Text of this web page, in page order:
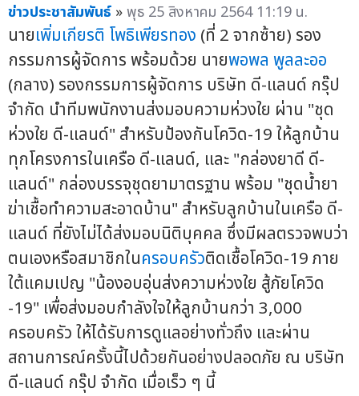
ข่าวประชาสัมพันธ์ »พุธ 25 สิงหาคม 2564 11:19 น.
นายเพิ่มเกียรติ โพธิเพียรทอง (ที่ 2 จากซ้าย) รอง
กรรมการผู้จัดการ พร้อมด้วย นายพอพล พูลละออ
(กลาง) รองกรรมการผู้จัดการ บริษัท ดี-แลนด์ กรุ๊ป
จำกัด นำทีมพนักงานส่งมอบความห่วงใย ผ่าน "ชุด
ห่วงใย ดี-แลนด์" สำหรับป้องกันโควิด-19 ให้ลูกบ้าน
ทุกโครงการในเครือ ดี-แลนด์, และ "กล่องยาดี ดี-
แลนด์" กล่องบรรจุชุดยามาตรฐาน พร้อม "ชุดน้ำยา
ฆ่าเชื้อทำความสะอาดบ้าน" สำหรับลูกบ้านในเครือ ดี-
แลนด์ ที่ยังไม่ได้ส่งมอบนิติบุคคล ซึ่งมีผลตรวจพบว่า
ตนเองหรือสมาชิกในครอบครัวติดเชื้อโควิด-19 ภาย
ใต้แคมเปญ "น้องอบอุ่นส่งความห่วงใย สู้ภัยโควิด
-19" เพื่อส่งมอบกำลังใจให้ลูกบ้านกว่า 3,000
ครอบครัว ให้ได้รับการดูแลอย่างทั่วถึง และผ่าน
สถานการณ์ครั้งนี้ไปด้วยกันอย่างปลอดภัย ณ บริษัท
ดี-แลนด์ กรุ๊ป จำกัด เมื่อเร็ว ๆ นี้